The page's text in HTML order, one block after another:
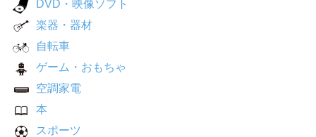
DVD・映像ソフト
楽器・器材
自転車
ゲーム・おもちゃ
空調家電
本
スポーツ